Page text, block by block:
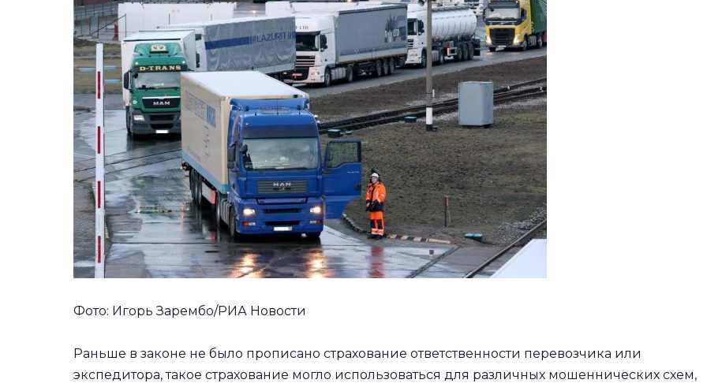
Фото: Игорь Зарембо/РИА Новости
Раньше в законе не было прописано страхование ответственности перевозчика или
экспедитора, такое страхование могло использоваться для различных мошеннических схем,